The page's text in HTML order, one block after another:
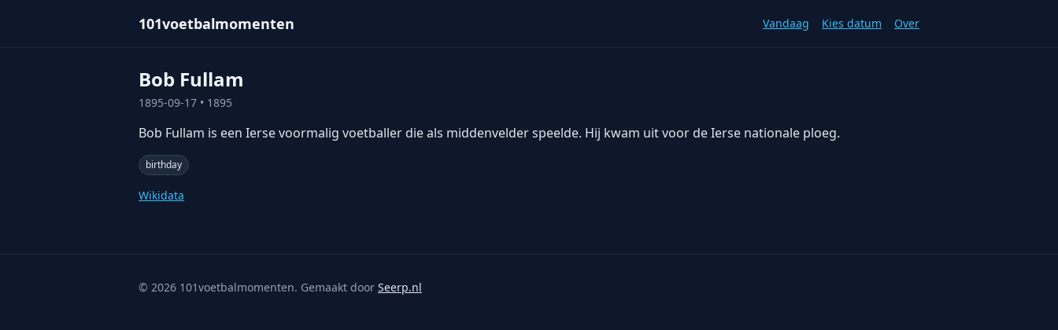
101voetbalmomenten Vandaag Kies datum Over
Bob Fullam
1895-09-17 • 1895
Bob Fullam is een Ierse voormalig voetballer die als middenvelder speelde. Hij kwam uit voor de Ierse nationale ploeg.
birthday
Wikidata
© 2026 101voetbalmomenten. Gemaakt door Seerp.nl